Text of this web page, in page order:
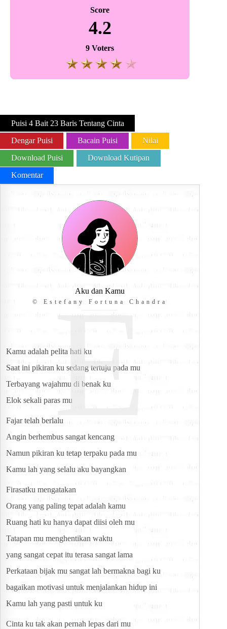
Score
4.2
9 Voters
Puisi 4 Bait 23 Baris Tentang Cinta
Dengar Puisi Bacain Puisi Nilai
Download Puisi Download Kutipan
Komentar
E
Aku dan Kamu
© Estefany Fortuna Chandra
Kamu adalah pelita hati ku
Saat ini pikiran ku sedang tertuju pada mu
Terbayang wajahmu di benak ku
Elok sekali paras mu
Fajar telah berlalu
Angin berhembus sangat kencang
Namun pikiran ku tetap terpaku pada mu
Kamu lah yang selalu aku bayangkan
Firasatku mengatakan
Orang yang paling tepat adalah kamu
Ruang hati ku hanya dapat diisi oleh mu
Tatapan mu menghentikan waktu
yang sangat cepat itu terasa sangat lama
Perkataan bijak mu sangat lah bermakna bagi ku
bagaikan motivasi untuk menjalankan hidup ini
Kamu lah yang pasti untuk ku
Cinta ku tak akan pernah lepas dari mu